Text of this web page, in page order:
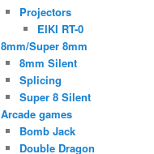
Projectors
EIKI RT-0
8mm/Super 8mm
8mm Silent
Splicing
Super 8 Silent
Arcade games
Bomb Jack
Double Dragon